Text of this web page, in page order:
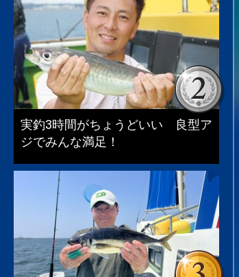
実釣3時間がちょうどいい 良型ア
ジでみんな満足！